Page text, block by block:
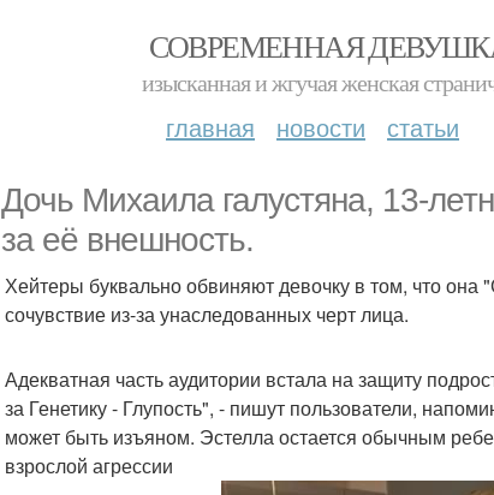
СОВРЕМЕННАЯ
изысканная и жгучая женская
главная новости статьи
Дочь Михаила галустяна, 13-
за её внешность.
Хейтеры буквально обвиняют девочку в том, что
сочувствие из-за унаследованных черт лица.
Адекватная часть аудитории встала на защиту
за Генетику - Глупость", - пишут пользователи,
может быть изъяном. Эстелла остается обычным
взрослой агрессии